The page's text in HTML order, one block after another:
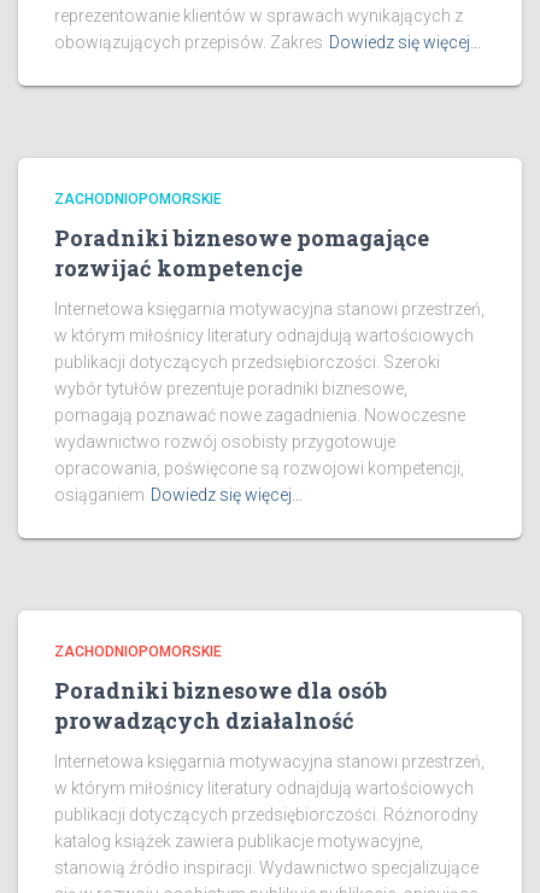
reprezentowanie klientów w sprawach wynikających z
obowiązujących przepisów. Zakres Dowiedz się więcej…
ZACHODNIOPOMORSKIE
Poradniki biznesowe pomagające
rozwijać kompetencje
Internetowa księgarnia motywacyjna stanowi przestrzeń,
w którym miłośnicy literatury odnajdują wartościowych
publikacji dotyczących przedsiębiorczości. Szeroki
wybór tytułów prezentuje poradniki biznesowe,
pomagają poznawać nowe zagadnienia. Nowoczesne
wydawnictwo rozwój osobisty przygotowuje
opracowania, poświęcone są rozwojowi kompetencji,
osiąganiem Dowiedz się więcej…
ZACHODNIOPOMORSKIE
Poradniki biznesowe dla osób
prowadzących działalność
Internetowa księgarnia motywacyjna stanowi przestrzeń,
w którym miłośnicy literatury odnajdują wartościowych
publikacji dotyczących przedsiębiorczości. Różnorodny
katalog książek zawiera publikacje motywacyjne,
stanowią źródło inspiracji. Wydawnictwo specjalizujące